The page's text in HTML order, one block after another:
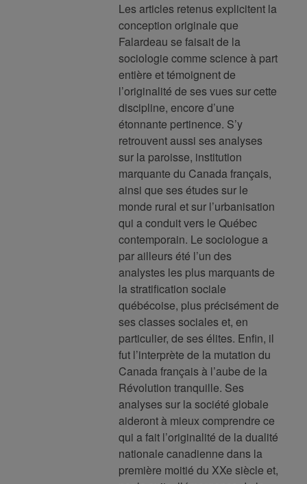
Les articles retenus explicitent la
conception originale que
Falardeau se faisait de la
sociologie comme science à part
entière et témoignent de
l’originalité de ses vues sur cette
discipline, encore d’une
étonnante pertinence. S’y
retrouvent aussi ses analyses
sur la paroisse, institution
marquante du Canada français,
ainsi que ses études sur le
monde rural et sur l’urbanisation
qui a conduit vers le Québec
contemporain. Le sociologue a
par ailleurs été l’un des
analystes les plus marquants de
la stratification sociale
québécoise, plus précisément de
ses classes sociales et, en
particulier, de ses élites. Enfin, il
fut l’interprète de la mutation du
Canada français à l’aube de la
Révolution tranquille. Ses
analyses sur la société globale
aideront à mieux comprendre ce
qui a fait l’originalité de la dualité
nationale canadienne dans la
première moitié du XXe siècle et,